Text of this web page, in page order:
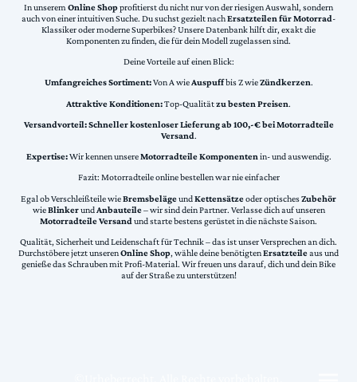
In unserem Online Shopprofitierst du nicht nur von der riesigen Auswahl, sondern
auch von einer intuitiven Suche. Du suchst gezielt nachErsatzteilen für Motorrad-
Klassiker oder moderne Superbikes? Unsere Datenbank hilft dir, exakt die
Komponenten zu finden, die für dein Modell zugelassen sind.
Deine Vorteile auf einen Blick:
Umfangreiches Sortiment:Von A wieAuspuffbis Z wieZündkerzen.
Attraktive Konditionen:Top-Qualitätzu besten Preisen.
Versandvorteil:Schneller kostenloser Lieferung ab 100,-€ bei Motorradteile
Versand.
Expertise:Wir kennen unsereMotorradteile Komponentenin- und auswendig.
Fazit: Motorradteile online bestellen war nie einfacher
Egal ob Verschleißteile wieBremsbelägeundKettensätzeoder optischesZubehör
wieBlinkerundAnbauteile– wir sind dein Partner. Verlasse dich auf unseren
Motorradteile Versand und starte bestens gerüstet in die nächste Saison.
Qualität, Sicherheit und Leidenschaft für Technik – das ist unser Versprechen an dich.
Durchstöbere jetzt unserenOnline Shop, wähle deine benötigtenErsatzteileaus und
genieße das Schrauben mit Profi-Material. Wir freuen uns darauf, dich und dein Bike
auf der Straße zu unterstützen!